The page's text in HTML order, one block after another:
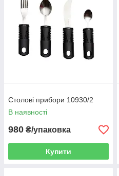
Столові прибори 10930/2
В наявності
980 ₴/упаковка
Купити